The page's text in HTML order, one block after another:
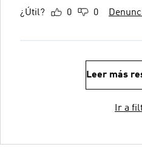
¿Útil? 0 0
Leer más
Ir a